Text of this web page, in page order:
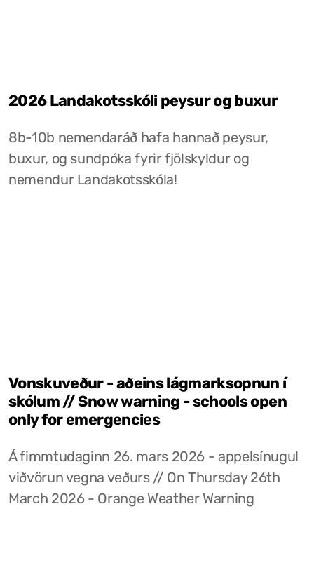
2026 Landakotsskóli peysur og buxur
8b-10b nemendaráð hafa hannað peysur,
buxur, og sundpóka fyrir fjölskyldur og
nemendur Landakotsskóla!
Vonskuveður - aðeins lágmarksopnun í
skólum // Snow warning - schools open
only for emergencies
Á fimmtudaginn 26. mars 2026 - appelsínugul
viðvörun vegna veðurs // On Thursday 26th
March 2026 - Orange Weather Warning